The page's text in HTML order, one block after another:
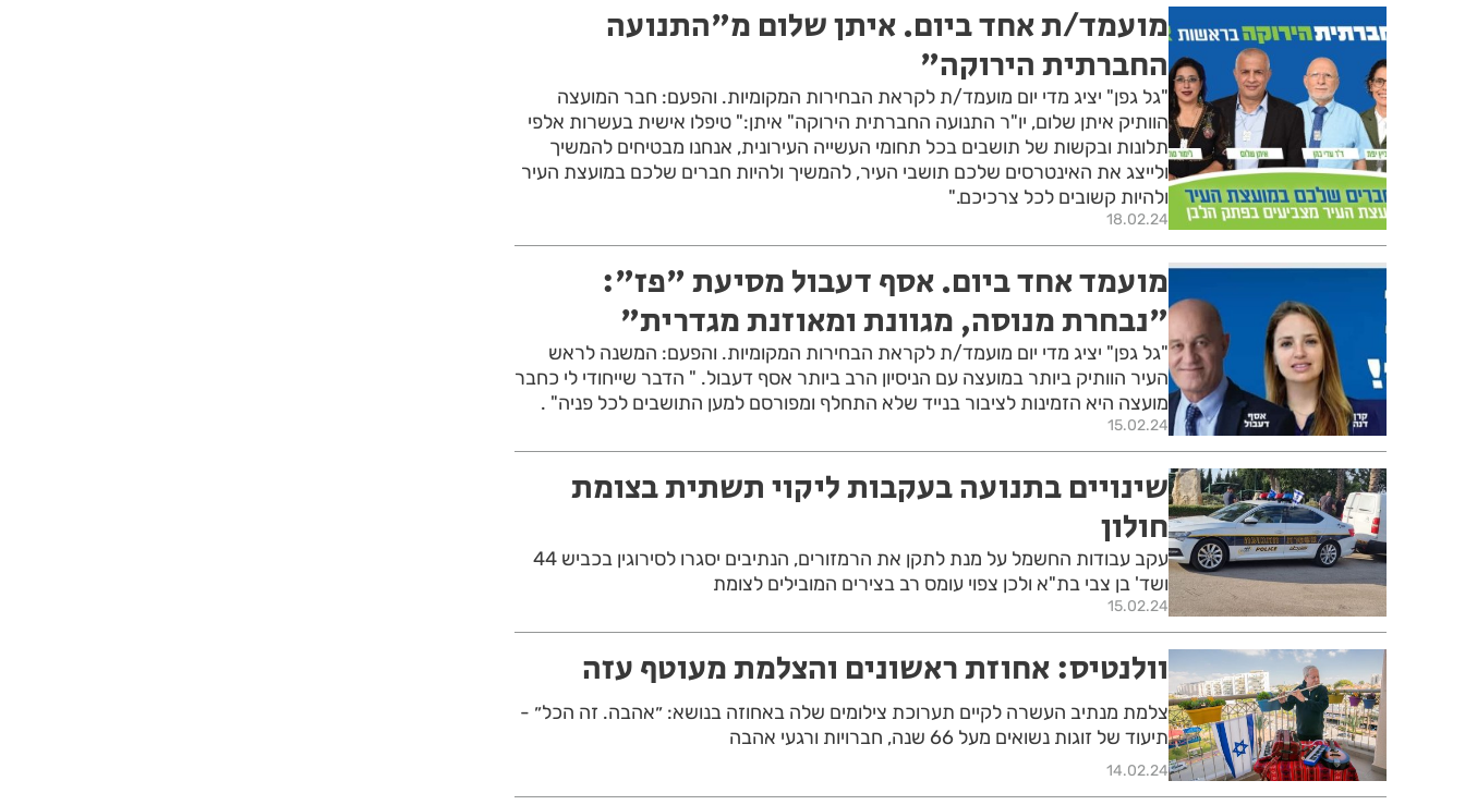
מועמד/ת אחד ביום. איתן שלום מ"התנועה
החברתית הירוקה"
"גל גפן" יציג מדי יום מועמד/ת לקראת הבחירות המקומיות. והפעם: חבר המועצה
הוותיק איתן שלום, יו"ר התנועה החברתית הירוקה" איתן:" טיפלו אישית בעשרות אלפי
תלונות ובקשות של תושבים בכל תחומי העשייה העירונית, אנחנו מבטיחים להמשיך
ולייצג את האינטרסים שלכם תושבי העיר, להמשיך ולהיות חברים שלכם במועצת העיר
ולהיות קשובים לכל צרכיכם."
18.02.24
מועמד אחד ביום. אסף דעבול מסיעת "פז":
"נבחרת מנוסה, מגוונת ומאוזנת מגדרית"
"גל גפן" יציג מדי יום מועמד/ת לקראת הבחירות המקומיות. והפעם: המשנה לראש
העיר הוותיק ביותר במועצה עם הניסיון הרב ביותר אסף דעבול. " הדבר שייחודי לי כחבר
מועצה היא הזמינות לציבור בנייד שלא התחלף ומפורסם למען התושבים לכל פניה" .
15.02.24
שינויים בתנועה בעקבות ליקוי תשתית בצומת
חולון
עקב עבודות החשמל על מנת לתקן את הרמזורים, הנתיבים יסגרו לסירוגין בכביש 44
ושד' בן צבי בת"א ולכן צפוי עומס רב בצירים המובילים לצומת
15.02.24
וולנטיס: אחוזת ראשונים והצלמת מעוטף עזה
צלמת מנתיב העשרה לקיים תערוכת צילומים שלה באחוזה בנושא: ״אהבה. זה הכל״ -
תיעוד של זוגות נשואים מעל 66 שנה, חברויות ורגעי אהבה
14.02.24